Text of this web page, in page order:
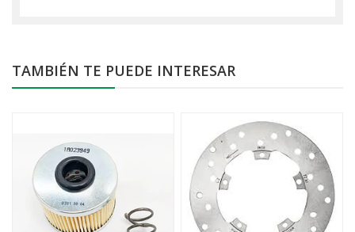
TAMBIÉN TE PUEDE INTERESAR